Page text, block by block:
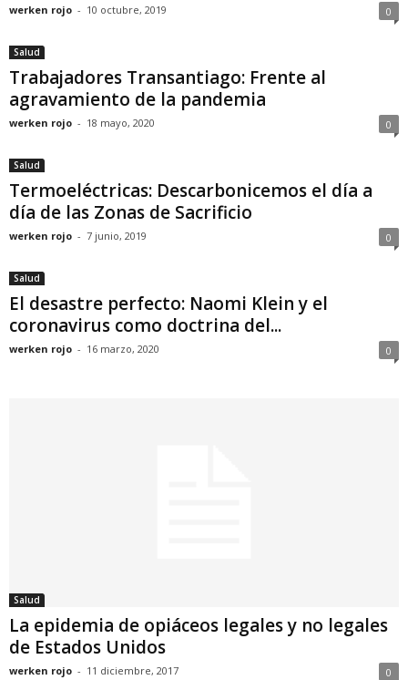
werken rojo - 10 octubre, 2019 0
Salud
Trabajadores Transantiago: Frente al
agravamiento de la pandemia
werken rojo - 18 mayo, 2020 0
Salud
Termoeléctricas: Descarbonicemos el día a
día de las Zonas de Sacrificio
werken rojo - 7 junio, 2019 0
Salud
El desastre perfecto: Naomi Klein y el
coronavirus como doctrina del...
werken rojo - 16 marzo, 2020 0
Salud
La epidemia de opiáceos legales y no legales
de Estados Unidos
werken rojo - 11 diciembre, 2017 0